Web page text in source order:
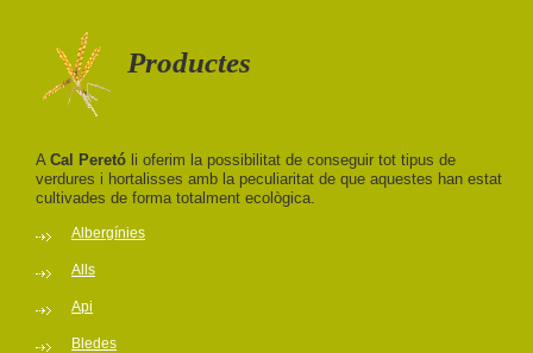
Productes
A Cal Peretó li oferim la possibilitat de conseguir tot tipus de
verdures i hortalisses amb la peculiaritat de que aquestes han estat
cultivades de forma totalment ecològica.
Albergínies
Alls
Api
Bledes